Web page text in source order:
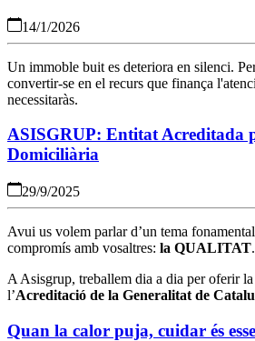
14/1/2026
Un immoble buit es deteriora en silenci.
convertir-se en el recurs que finança
necessitaràs.
ASISGRUP: Entitat Acreditada
Domiciliària
29/9/2025
Avui us volem parlar d’un tema
compromís amb vosaltres: la QUALITAT.
A Asisgrup, treballem dia a dia per oferir
l’Acreditació de la Generalitat de
Quan la calor puja, cuidar és